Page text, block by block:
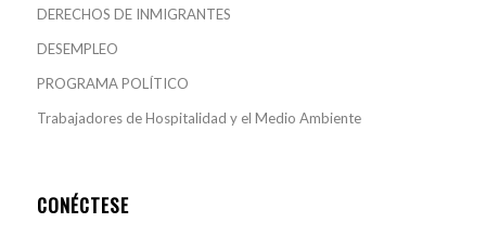
DERECHOS DE INMIGRANTES
DESEMPLEO
PROGRAMA POLÍTICO
Trabajadores de Hospitalidad y el Medio Ambiente
CONÉCTESE